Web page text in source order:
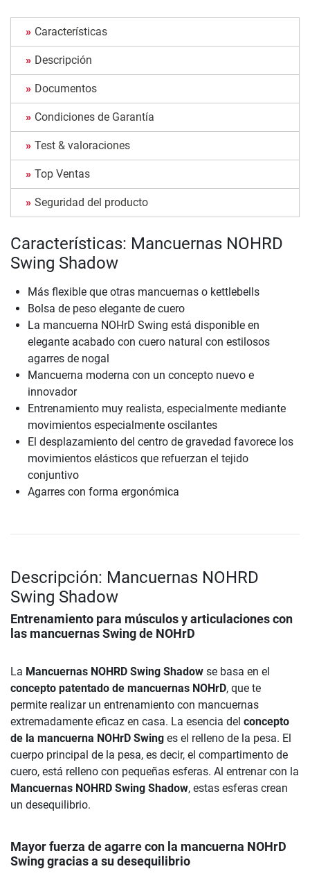
Características
Descripción
Documentos
Condiciones de Garantía
Test & valoraciones
Top Ventas
Seguridad del producto
Características: Mancuernas NOHRD
Swing Shadow
Más flexible que otras mancuernas o kettlebells
Bolsa de peso elegante de cuero
La mancuerna NOHrD Swing está disponible en
elegante acabado con cuero natural con estilosos
agarres de nogal
Mancuerna moderna con un concepto nuevo e
innovador
Entrenamiento muy realista, especialmente mediante
movimientos especialmente oscilantes
El desplazamiento del centro de gravedad favorece los
movimientos elásticos que refuerzan el tejido
conjuntivo
Agarres con forma ergonómica
Descripción: Mancuernas NOHRD
Swing Shadow
Entrenamiento para músculos y articulaciones con
las mancuernas Swing de NOHrD
La Mancuernas NOHRD Swing Shadow se basa en el
concepto patentado de mancuernas NOHrD, que te
permite realizar un entrenamiento con mancuernas
extremadamente eficaz en casa. La esencia del concepto
de la mancuerna NOHrD Swing es el relleno de la pesa. El
cuerpo principal de la pesa, es decir, el compartimento de
cuero, está relleno con pequeñas esferas. Al entrenar con la
Mancuernas NOHRD Swing Shadow, estas esferas crean
un desequilibrio.
Mayor fuerza de agarre con la mancuerna NOHrD
Swing gracias a su desequilibrio